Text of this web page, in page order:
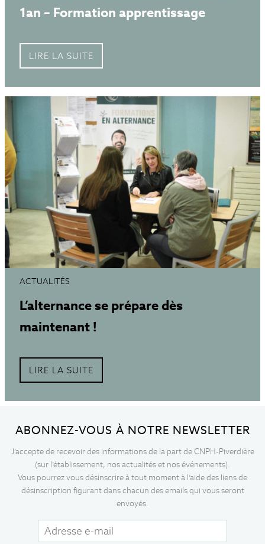
1an – Formation apprentissage
LIRE LA SUITE
ACTUALITÉS
L’alternance se prépare dès
maintenant !
LIRE LA SUITE
ABONNEZ-VOUS À NOTRE NEWSLETTER
J’accepte de recevoir des informations de la part de CNPH-Piverdière
(sur l’établissement, nos actualités et nos événements).
Vous pourrez vous désinscrire à tout moment à l’aide des liens de
désinscription figurant dans chacun des emails qui vous seront
envoyés.